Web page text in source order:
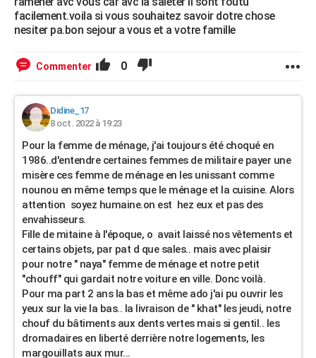
facilement.voila si vous souhaitez savoir dotre chose
nesiter pa.bon sejour a vous et a votre famille
Commenter 0
Didine_17
8 oct. 2022 à 19:23
Pour la femme de ménage, j'ai toujours été choqué en
1986..d'entendre certaines femmes de militaire payer une
misère ces femme de ménage en les unissant comme
nounou en même temps que le ménage et la cuisine. Alors
attention soyez humaine.on est hez eux et pas des
envahisseurs.
Fille de mitaine à l'époque, o avait laissé nos vêtements et
certains objets, par pat d que sales.. mais avec plaisir
pour notre " naya" femme de ménage et notre petit
"chouff" qui gardait notre voiture en ville. Donc voilà.
Pour ma part 2 ans la bas et même ado j'ai pu ouvrir les
yeux sur la vie la bas.. la livraison de " khat" les jeudi, notre
chouf du bâtiments aux dents vertes mais si gentil.. les
dromadaires en liberté derrière notre logements, les
margouillats aux mur...